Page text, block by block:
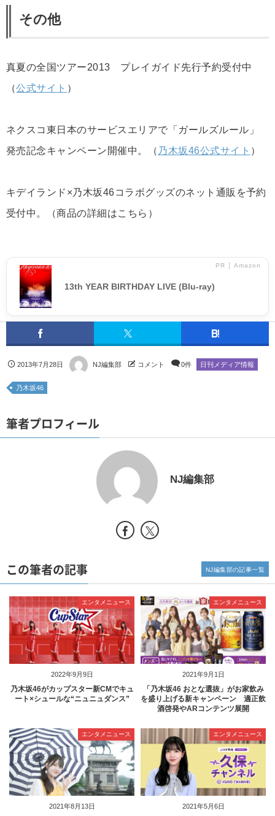
その他
真夏の全国ツアー2013 プレイガイド先行予約受付中
（公式サイト ）
ネクスコ東日本のサービスエリアで「ガールズルール」
発売記念キャンペーン開催中。（ 乃木坂46公式サイト ）
キデイランド×乃木坂46コラボグッズのネット通販を予約
受付中。（商品の詳細はこちら）
PR │ Amazon
13th YEAR BIRTHDAY LIVE (Blu-ray)
2013年7月28日 NJ編集部 コメント 0件 日刊メディア情報
乃木坂46
筆者プロフィール
NJ編集部
この筆者の記事
2022年9月9日
エンタメニュース
乃木坂46がカップスター新CMでキュ
ート×シュールな“ニュニュダンス”
2021年9月1日
エンタメニュース
「乃木坂46 おとな選抜」がお家飲み
を盛り上げる新キャンペーン 適正飲
酒啓発やARコンテンツ展開
2021年8月13日
エンタメニュース
2021年5月6日
エンタメニュース
NJ編集部の記事一覧